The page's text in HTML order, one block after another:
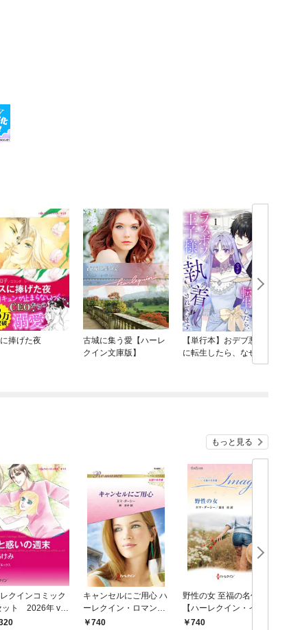
捧げた夜
古城に集う愛【ハーレ
クイン文庫版】
【単行本】おデブ悪女
に転生したら、なぜか
ラスボス王子様に執着
もっと見る
クインコミック
ット 2026年 vo
キャンセルにご用心 ハ
ーレクイン・ロマンス
～伝説の名作選～【ハ
740
野性の女 至福の名作選
【ハーレクイン・イマ
ージュ版】
740